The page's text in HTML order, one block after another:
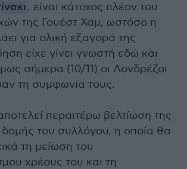
, είναι κάτοχος πλέον του
της Γουέστ Χαμ, ωστόσο η
για ολική εξαγορά της
είχε γίνει γνωστή εδώ και
σήμερα (10/11) οι Λονδρέζοι
τη συμφωνία τους.
περαιτέρω βελτίωση της
του συλλόγου, η οποία θα
τη μείωση του
χρέους του και τη